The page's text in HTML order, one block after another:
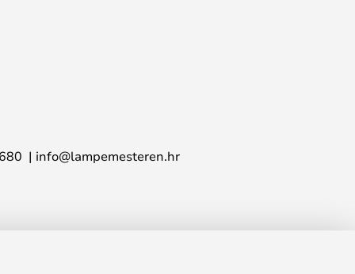
info@lampemesteren.hr